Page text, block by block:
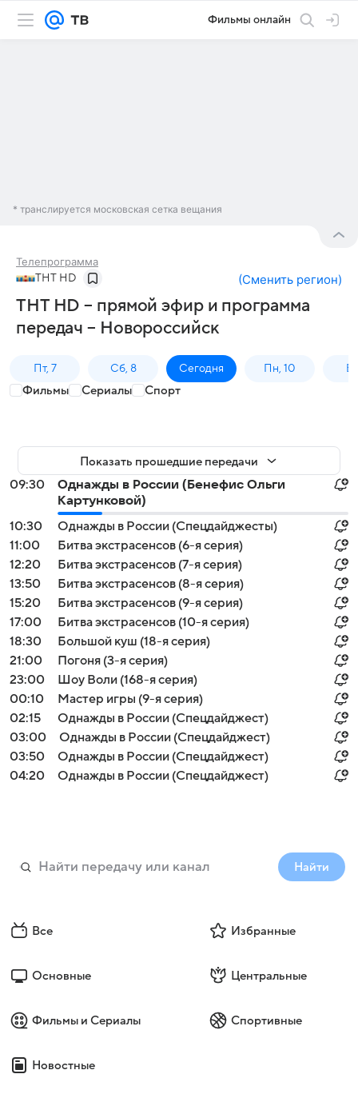
Фильмы онлайн
* транслируется московская сетка вещания
Телепрограмма
ТНТ HD (Сменить регион)
ТНТ HD – прямой эфир и программа
передач – Новороссийск
Пт, 7 Сб, 8 Сегодня Пн, 10
Фильмы Сериалы Спорт
Показать прошедшие передачи
09:30
Однажды в России (Бенефис Ольги
Картунковой)
10:30
Однажды в России (Спецдайджесты)
11:00
Битва экстрасенсов (6-я серия)
12:20
Битва экстрасенсов (7-я серия)
13:50
Битва экстрасенсов (8-я серия)
15:20
Битва экстрасенсов (9-я серия)
17:00
Битва экстрасенсов (10-я серия)
18:30
Большой куш (18-я серия)
21:00
Погоня (3-я серия)
23:00
Шоу Воли (168-я серия)
00:10
Мастер игры (9-я серия)
02:15
Однажды в России (Спецдайджест)
03:00
Однажды в России (Спецдайджест)
03:50
Однажды в России (Спецдайджест)
04:20
Однажды в России (Спецдайджест)
Найти
Все Избранные
Основные Центральные
Фильмы и Сериалы Спортивные
Новостные